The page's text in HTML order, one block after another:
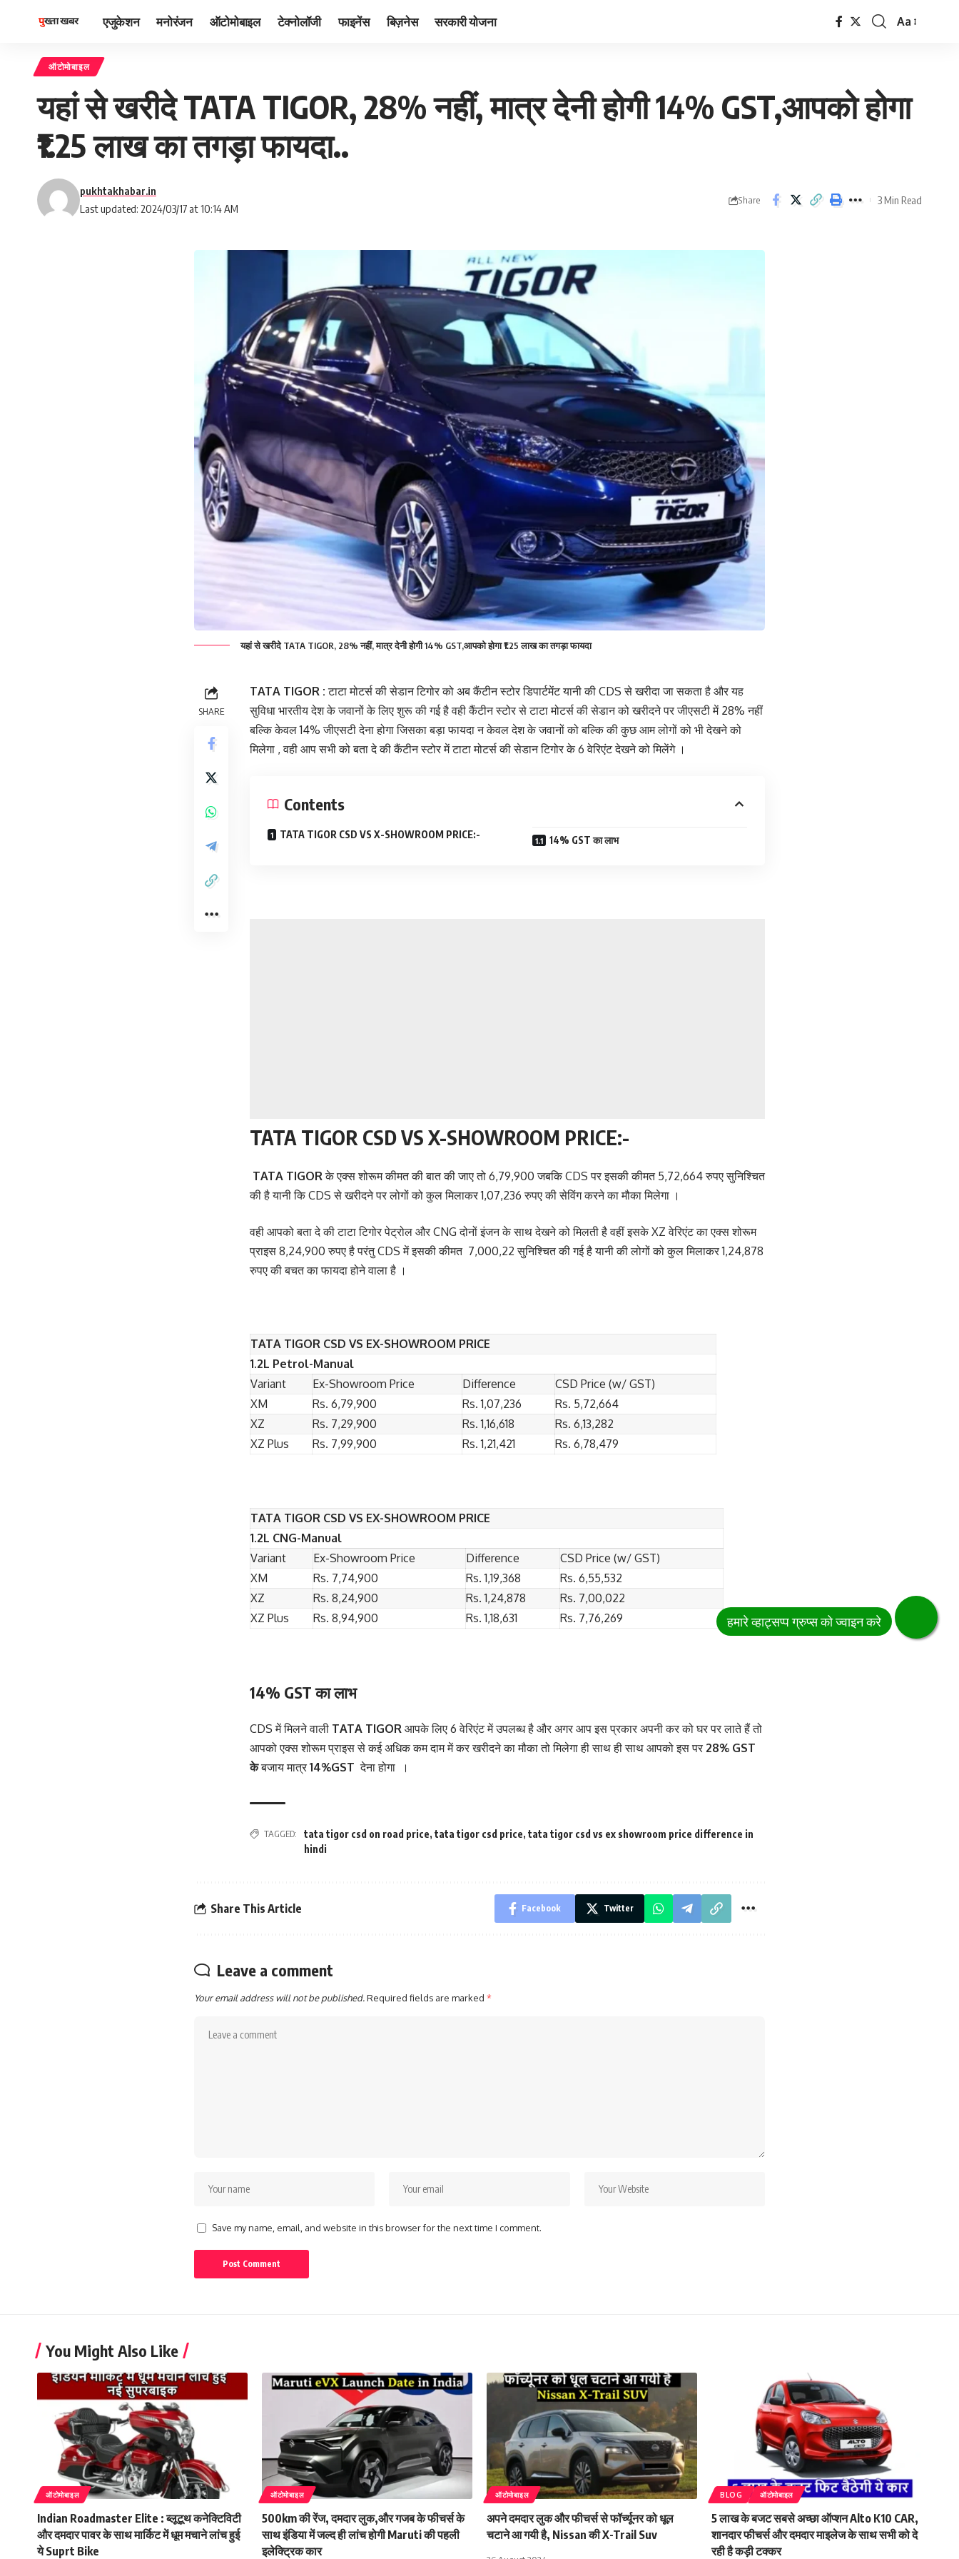
एजुकेशन मनोरंजन ऑटोमोबाइल टेक्नोलॉजी फाइनेंस बिज़नेस सरकारी योजना
Font
Aa
ऑटोमोबाइल
यहां से खरीदे TATA TIGOR, 28% नहीं, मात्र देनी होगी 14% GST,आपको होगा
₹1.25 लाख का तगड़ा फायदा..
Last updated: 2024/03/17 at 10:14 AM
pukhtakhabar.in
Share 3 Min Read
यहां से खरीदे TATA TIGOR, 28% नहीं, मात्र देनी होगी 14% GST,आपको होगा ₹1.25 लाख का तगड़ा फायदा
SHARE
TATA TIGOR : टाटा मोटर्स की सेडान टिगोर को अब कैंटीन स्टोर डिपार्टमेंट यानी की CDS से खरीदा जा सकता है और यह
सुविधा भारतीय देश के जवानों के लिए शुरू की गई है वही कैंटीन स्टोर से टाटा मोटर्स की सेडान को खरीदने पर जीएसटी में 28% नहीं
बल्कि केवल 14% जीएसटी देना होगा जिसका बड़ा फायदा न केवल देश के जवानों को बल्कि की कुछ आम लोगों को भी देखने को
मिलेगा , वही आप सभी को बता दे की कैंटीन स्टोर में टाटा मोटर्स की सेडान टिगोर के 6 वेरिएंट देखने को मिलेंगे ।
Contents
TATA TIGOR CSD VS X-SHOWROOM PRICE:- 14% GST का लाभ
TATA TIGOR CSD VS X-SHOWROOM PRICE:-
TATA TIGORके एक्स शोरूम कीमत की बात की जाए तो 6,79,900 जबकि CDS पर इसकी कीमत 5,72,664 रुपए सुनिश्चित
की है यानी कि CDS से खरीदने पर लोगों को कुल मिलाकर 1,07,236 रुपए की सेविंग करने का मौका मिलेगा ।
वही आपको बता दे की टाटा टिगोर पेट्रोल और CNG दोनों इंजन के साथ देखने को मिलती है वहीं इसके XZ वेरिएंट का एक्स शोरूम
प्राइस 8,24,900 रुपए है परंतुCDS में इसकी कीमत 7,000,22 सुनिश्चित की गई है यानी की लोगों को कुल मिलाकर 1,24,878
रुपए की बचत का फायदा होने वाला है ।
TATA TIGOR CSD VS EX-SHOWROOM PRICE
1.2L Petrol-Manual
Variant
Ex-Showroom Price Difference
CSD Price (w/ GST)
XM
Rs. 6,79,900 Rs. 1,07,236
Rs. 5,72,664
XZ
Rs. 7,29,900 Rs. 1,16,618
Rs. 6,13,282
XZ Plus
Rs. 7,99,900 Rs. 1,21,421 Rs. 6,78,479
TATA TIGOR CSD VS EX-SHOWROOM PRICE
1.2L CNG-Manual
Variant
Ex-Showroom Price Difference
CSD Price (w/ GST)
XM
Rs. 7,74,900 Rs. 1,19,368
Rs. 6,55,532
XZ
Rs. 8,24,900 Rs. 1,24,878
Rs. 7,00,022
XZ Plus
Rs. 8,94,900 Rs. 1,18,631 Rs. 7,76,269
14% GST का लाभ
CDS में मिलने वाली TATA TIGOR आपके लिए 6 वेरिएंट में उपलब्ध है और अगर आप इस प्रकार अपनी कर को घर पर लाते हैं तो
आपको एक्स शोरूम प्राइस से कई अधिक कम दाम में कर खरीदने का मौका तो मिलेगा ही साथ ही साथ आपको इस पर 28% GST
केबजाय मात्र 14%GST देना होगा ‌ ।
TAGGED: tata tigor csd on road price, tata tigor csd price, tata tigor csd vs ex showroom price difference in
hindi
Share This Article Facebook Twitter
Leave a comment
Your email address will not be published.Required fields are marked *
Save my name, email, and website in this browser for the next time I comment.
You Might Also Like
ऑटोमोबाइल
Indian Roadmaster Elite : ब्लूटूथ कनेक्टिविटी
और दमदार पावर के साथ मार्किट में धूम मचाने लांच हुई
ये Suprt Bike
ऑटोमोबाइल
500km की रेंज, दमदार लुक,और गजब के फीचर्स के
साथ इंडिया में जल्द ही लांच होगी Maruti की पहली
इलेक्ट्रिक कार
ऑटोमोबाइल
अपने दमदार लुक और फीचर्स से फॉर्च्यूनर को धूल
चटाने आ गयी है, Nissan की X-Trail Suv
BLOG ऑटोमोबाइल
5 लाख के बजट सबसे अच्छा ऑप्शन Alto K10 CAR,
शानदार फीचर्स और दमदार माइलेज के साथ सभी को दे
रही है कड़ी टक्कर